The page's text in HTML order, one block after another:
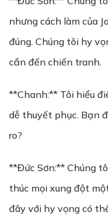
nhưng cách làm của
đúng. Chúng tôi hy
cần đến chiến tranh.
**Chanh:** Tôi hiểu
dễ thuyết phục. Bạn
ro?
**Đức Sơn:** Chúng
thúc mọi xung đột
đây với hy vọng có